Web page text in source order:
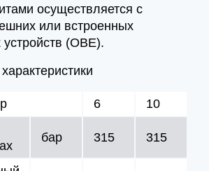
осуществляется с
или встроенных
(OBE).
6
10
бар 315 315